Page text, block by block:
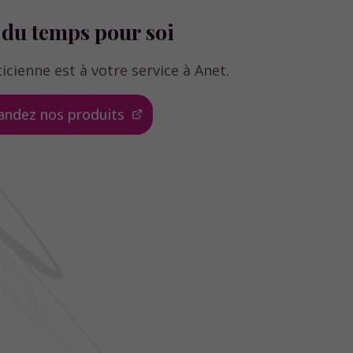
temps pour soi
est à votre service à Anet.
nos produits